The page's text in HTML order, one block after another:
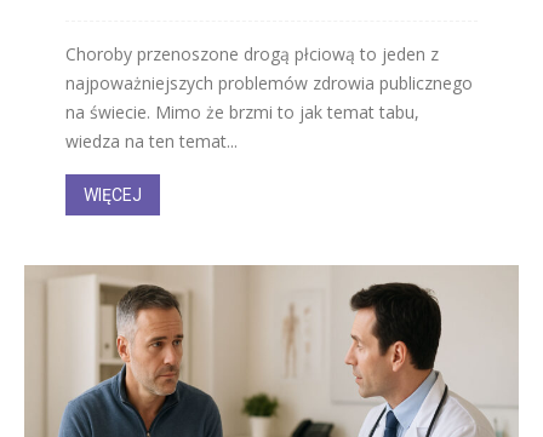
Choroby przenoszone drogą płciową to jeden z
najpoważniejszych problemów zdrowia publicznego
na świecie. Mimo że brzmi to jak temat tabu,
wiedza na ten temat...
WIĘCEJ